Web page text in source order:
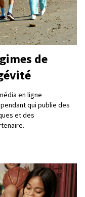
de
en ligne
qui publie des
et des